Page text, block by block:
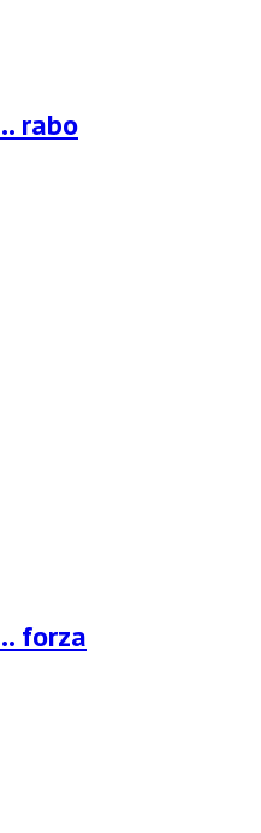
rabo
forza